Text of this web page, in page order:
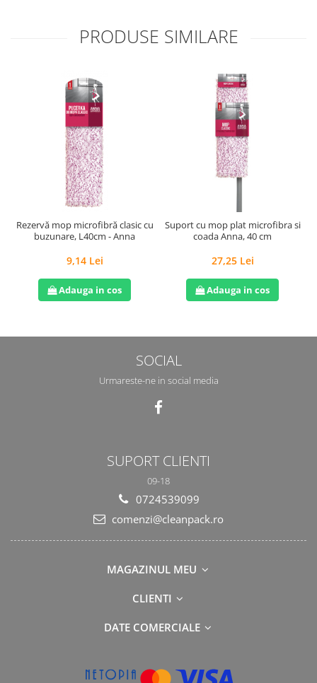
PRODUSE SIMILARE
Rezervă mop microfibră clasic cu
buzunare, L40cm - Anna
9,14 Lei
Adauga in cos
Suport cu mop plat microfibra si
coada Anna, 40 cm
27,25 Lei
Adauga in cos
SOCIAL
Urmareste-ne in social media
SUPORT CLIENTI
09-18
0724539099
comenzi@cleanpack.ro
MAGAZINUL MEU
CLIENTI
DATE COMERCIALE